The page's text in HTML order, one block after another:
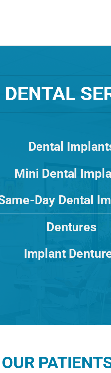
DENTAL
Dental
Mini Dental
Day Dental
Dentures
Implant